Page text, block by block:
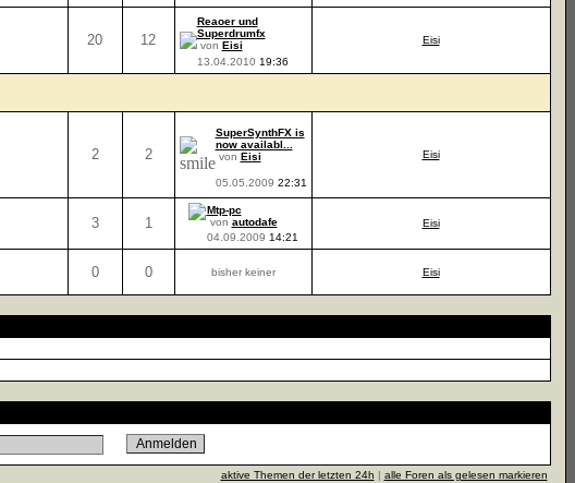
20 12
Reaoer und
Superdrumfx
von Eisi
13.04.2010 19:36
Eisi
2 2
SuperSynthFX is
now availabl...
von Eisi
05.05.2009 22:31
Eisi
3 1
Mtp-pc
von autodafe
04.09.2009 14:21
Eisi
0 0 bisher keiner Eisi
aktive Themen der letzten 24h | alle Foren als gelesen markieren